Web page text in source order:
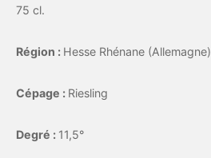
75 cl.
Région : Hesse Rhénane (Allemagne)
Cépage : Riesling
Degré : 11,5°